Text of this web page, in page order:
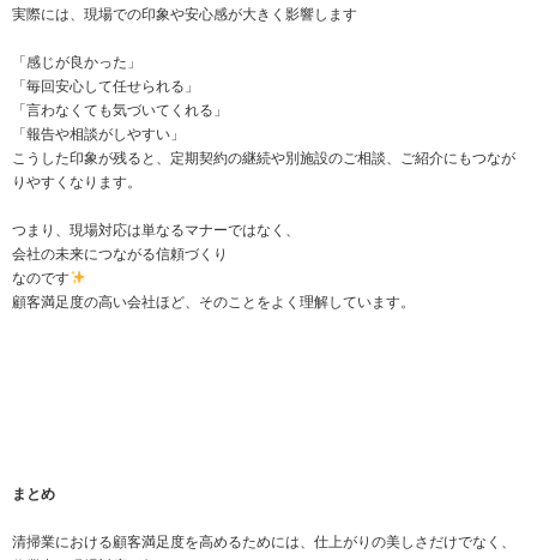
実際には、現場での印象や安心感が大きく影響します
「感じが良かった」
「毎回安心して任せられる」
「言わなくても気づいてくれる」
「報告や相談がしやすい」
こうした印象が残ると、定期契約の継続や別施設のご相談、ご紹介にもつなが
りやすくなります。
つまり、現場対応は単なるマナーではなく、
会社の未来につながる信頼づくり
なのです
顧客満足度の高い会社ほど、そのことをよく理解しています。
まとめ
清掃業における顧客満足度を高めるためには、仕上がりの美しさだけでなく、